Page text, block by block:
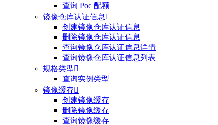
查询 Pod 配额
镜像仓库认证信息 
创建镜像仓库认证信息
删除镜像仓库认证信息
查询镜像仓库认证信息详情
查询镜像仓库认证信息列表
规格类型
查询实例类型
镜像缓存
创建镜像缓存
删除镜像缓存
查询镜像缓存